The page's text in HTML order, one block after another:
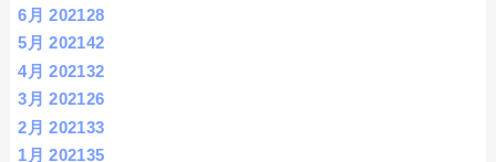
6月 202128
5月 202142
4月 202132
3月 202126
2月 202133
1月 202135